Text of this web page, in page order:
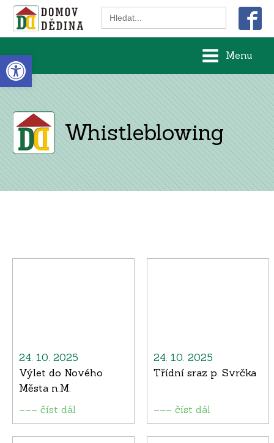
Open toolbar
Search
for:
Menu
Whistleblowing
24. 10. 2025
Výlet do Nového
Města n.M.
––– číst dál
24. 10. 2025
Třídní sraz p. Svrčka
––– číst dál